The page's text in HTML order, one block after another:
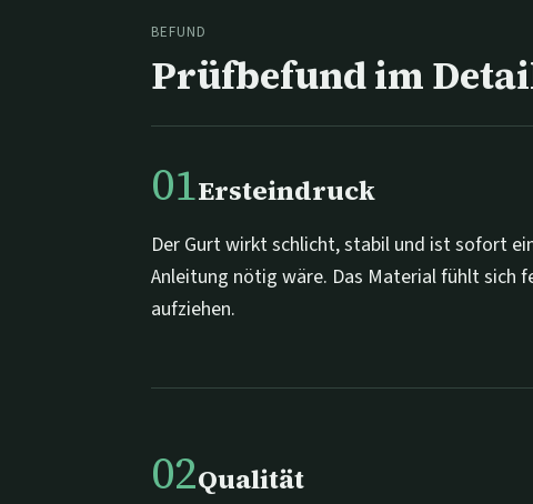
BEFUND
Prüfbefund im
01Ersteindruck
Der Gurt wirkt schlicht, stabil und ist sofort
Anleitung nötig wäre. Das Material fühlt sich
aufziehen.
02Qualität